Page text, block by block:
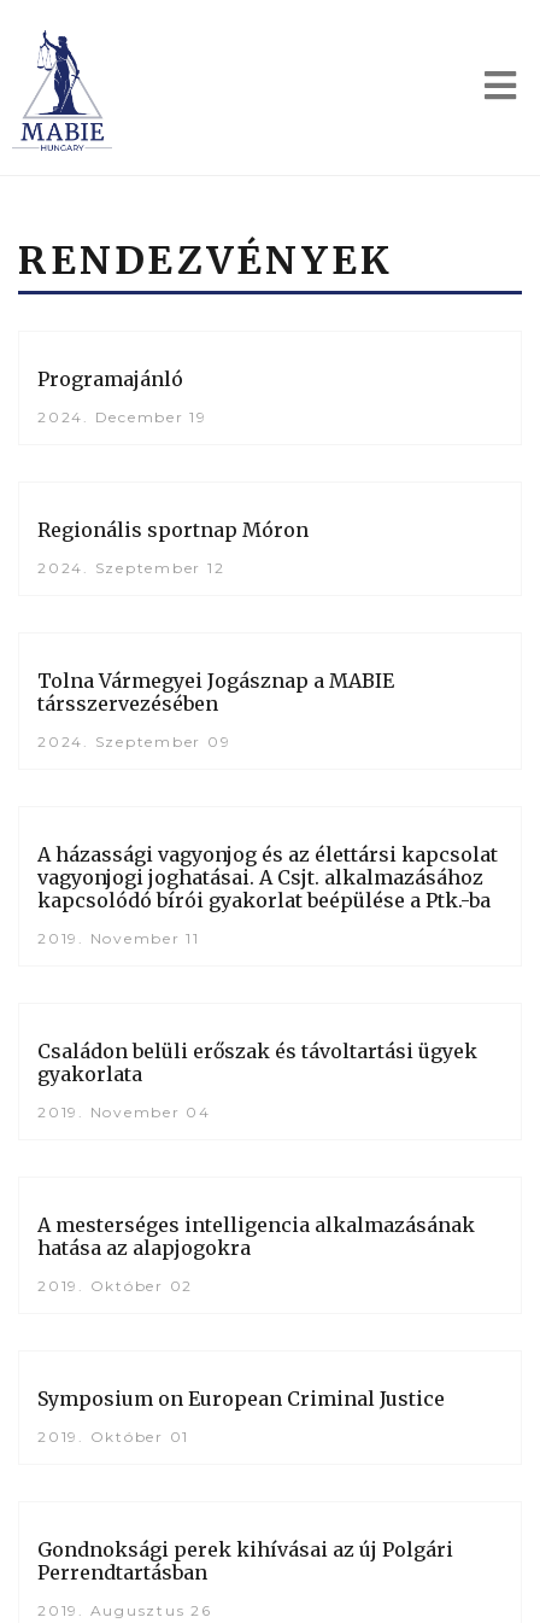
RENDEZVÉNYEK
Programajánló
2024. December 19
Regionális sportnap Móron
2024. Szeptember 12
Tolna Vármegyei Jogásznap a MABIE
társszervezésében
2024. Szeptember 09
A házassági vagyonjog és az élettársi kapcsolat
vagyonjogi joghatásai. A Csjt. alkalmazásához
kapcsolódó bírói gyakorlat beépülése a Ptk.-ba
2019. November 11
Családon belüli erőszak és távoltartási ügyek
gyakorlata
2019. November 04
A mesterséges intelligencia alkalmazásának
hatása az alapjogokra
2019. Október 02
Symposium on European Criminal Justice
2019. Október 01
Gondnoksági perek kihívásai az új Polgári
Perrendtartásban
2019. Augusztus 26